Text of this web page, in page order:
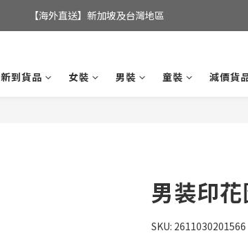
全店滿$350，即可享港澳地區免運費;
【海外直送】新加坡及台灣地區
新到貨品 女裝 男裝 童裝 減價貨
男装印
SKU: 2611030201566